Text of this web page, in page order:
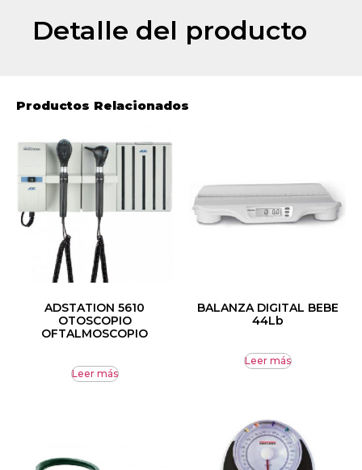
Detalle del producto
Productos Relacionados
ADSTATION 5610
OTOSCOPIO
OFTALMOSCOPIO
Leer más
BALANZA DIGITAL BEBE
44Lb
Leer más